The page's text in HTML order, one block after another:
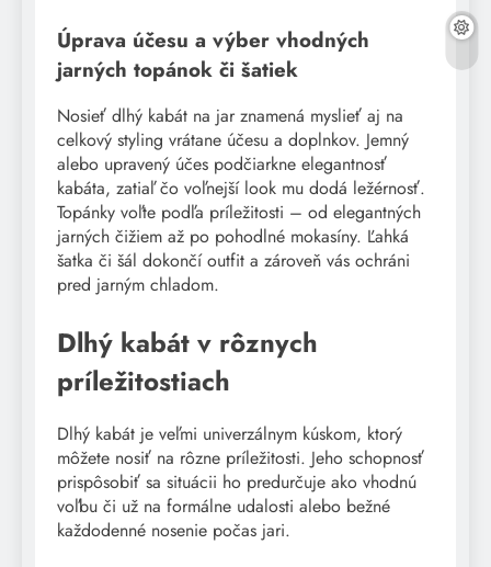
Úprava účesu a výber vhodných
jarných topánok či šatiek
Nosieť dlhý kabát na jar znamená myslieť aj na
celkový styling vrátane účesu a doplnkov. Jemný
alebo upravený účes podčiarkne elegantnosť
kabáta, zatiaľ čo voľnejší look mu dodá ležérnosť.
Topánky voľte podľa príležitosti – od elegantných
jarných čižiem až po pohodlné mokasíny. Ľahká
šatka či šál dokončí outfit a zároveň vás ochráni
pred jarným chladom.
Dlhý kabát v rôznych
príležitostiach
Dlhý kabát je veľmi univerzálnym kúskom, ktorý
môžete nosiť na rôzne príležitosti. Jeho schopnosť
prispôsobiť sa situácii ho predurčuje ako vhodnú
voľbu či už na formálne udalosti alebo bežné
každodenné nosenie počas jari.